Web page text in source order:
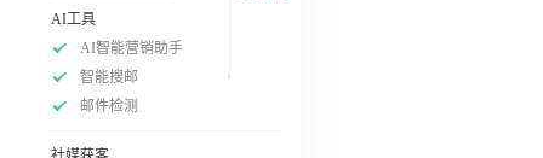
AI工具
AI智能营销助手
智能搜邮
邮件检测